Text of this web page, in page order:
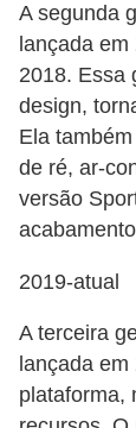
A segunda
lançada
2018. Essa
design,
Ela
de ré, ar-
versão
2019-atual
A terceira
lançada
plataforma,
r
o
a
u
t
o
T
r
n
s